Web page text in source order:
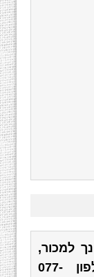
למכור,
077-